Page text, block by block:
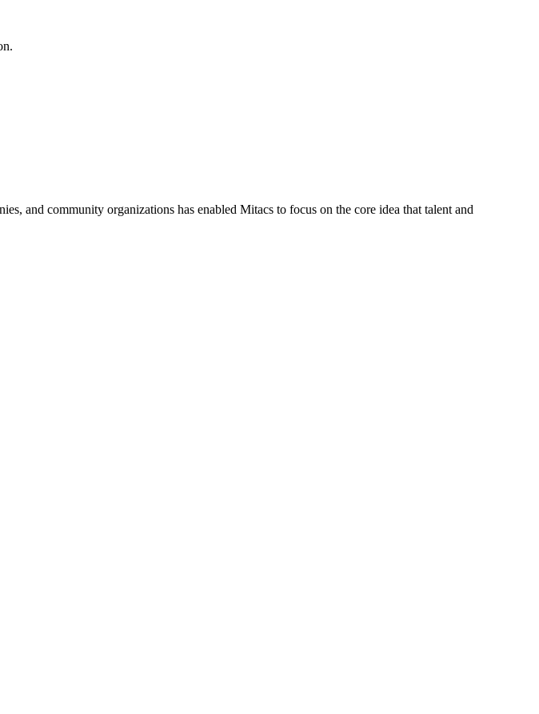
and community organizations has enabled Mitacs to focus on the core idea that talent and